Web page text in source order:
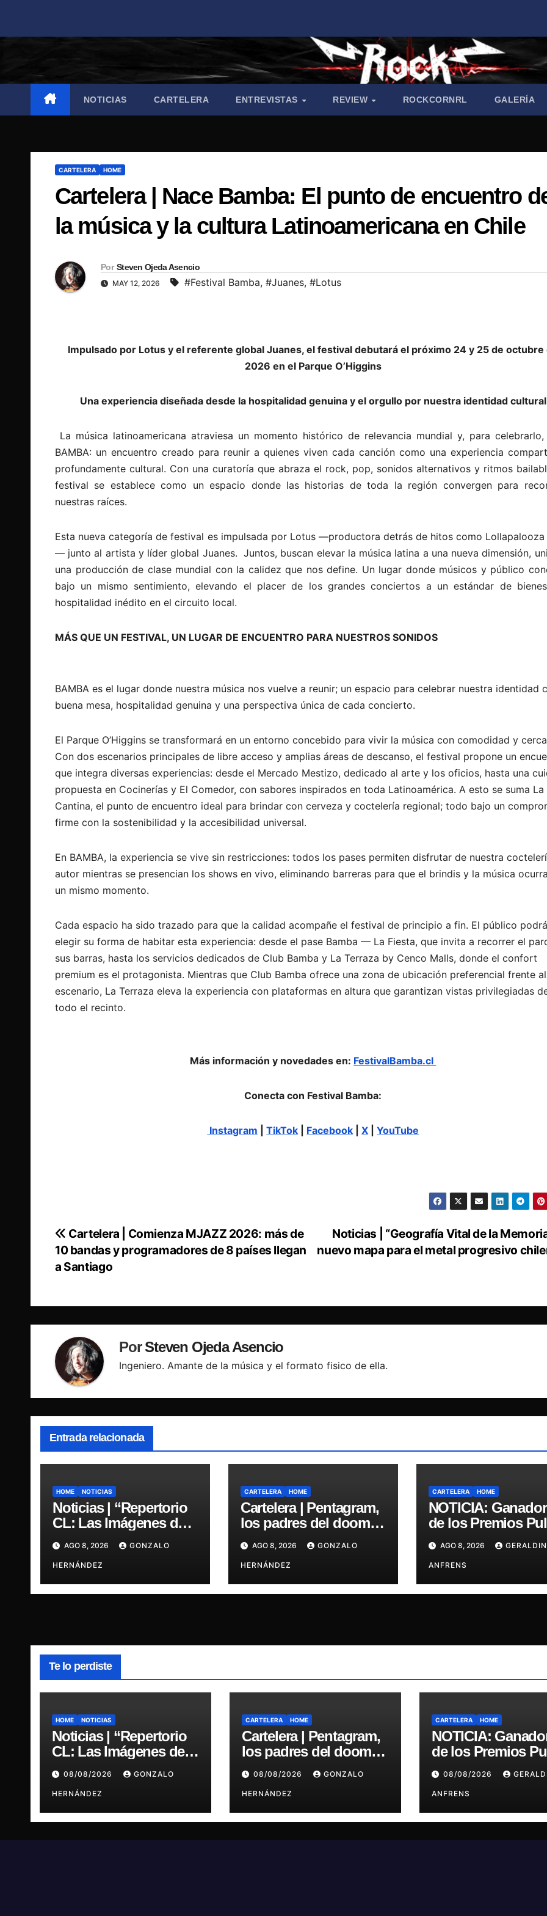
NOTICIAS CARTELERA ENTREVISTAS REVIEW ROCKCORNRL GALERÍA
CARTELERA HOME
Cartelera | Nace Bamba: El punto de encuentro
la música y la cultura Latinoamericana en Chile
Por Steven Ojeda Asencio
MAY 12, 2026 #Festival Bamba, #Juanes, #Lotus
Impulsado por Lotus y el referente global Juanes, el festival debutará el próximo 24 y 25 de octubre
2026 en el Parque O’Higgins
Una experiencia diseñada desde la hospitalidad genuina y el orgullo por nuestra identidad cultural
La música latinoamericana atraviesa un momento histórico de relevancia mundial y, para celebrarlo,
BAMBA: un encuentro creado para reunir a quienes viven cada canción como una experiencia
profundamente cultural. Con una curatoría que abraza el rock, pop, sonidos alternativos y ritmos
festival se establece como un espacio donde las historias de toda la región convergen para
nuestras raíces.
Esta nueva categoría de festival es impulsada por Lotus —productora detrás de hitos como Lollapalooza
— junto al artista y líder global Juanes.Juntos, buscan elevar la música latina a una nueva dimensión,
una producción de clase mundial con la calidez que nos define. Un lugar donde músicos y público
bajo un mismo sentimiento, elevando el placer de los grandes conciertos a un estándar de
hospitalidad inédito en el circuito local.
MÁS QUE UN FESTIVAL, UN LUGAR DE ENCUENTRO PARA NUESTROS SONIDOS
BAMBA es el lugar donde nuestra música nos vuelve a reunir; un espacio para celebrar nuestra identidad
buena mesa, hospitalidad genuina y una perspectiva única de cada concierto.
El Parque O’Higgins se transformará en un entorno concebido para vivir la música con comodidad y
Con dos escenarios principales de libre acceso y amplias áreas de descanso, el festival propone un
que integra diversas experiencias: desde el Mercado Mestizo, dedicado al arte y los oficios, hasta una
propuesta en Cocinerías y El Comedor, con sabores inspirados en toda Latinoamérica. A esto se suma La
Cantina, el punto de encuentro ideal para brindar con cerveza y coctelería regional; todo bajo un
firme con la sostenibilidad y la accesibilidad universal.
En BAMBA, la experiencia se vive sin restricciones: todos los pases permiten disfrutar de nuestra
autor mientras se presencian los shows en vivo, eliminando barreras para que el brindis y la música
un mismo momento.
Cada espacio ha sido trazado para que la calidad acompañe el festival de principio a fin. El público podrá
elegir su forma de habitar esta experiencia: desde el pase Bamba — La Fiesta, que invita a recorrer el
sus barras, hasta los servicios dedicados de Club Bamba y La Terraza by Cenco Malls, donde el confort
premium es el protagonista. Mientras que Club Bamba ofrece una zona de ubicación preferencial frente al
escenario, La Terraza eleva la experiencia con plataformas en altura que garantizan vistas privilegiadas
todo el recinto.
Más información y novedades en: FestivalBamba.cl
Conecta con Festival Bamba:
Instagram |TikTok Facebook |X |YouTube
Navegación
de
Noticias | “Geografía Vital de la
nuevo mapa para el metal progresivo
Cartelera | Comienza MJAZZ 2026: más de
10 bandas y programadores de 8 países llegan
a Santiago
PorSteven Ojeda Asencio
Ingeniero. Amante de la música y el formato fisico de ella.
Entrada relacionada
HOME NOTICIAS
Noticias | “Repertorio
CL: Las Imágenes de
la Música” presenta la
esencia del nuevo
sonido nacional
AGO 8, 2026 GONZALO
HERNÁNDEZ
CARTELERA HOME
Cartelera | Pentagram,
los padres del doom
regresan a Chile en su
última misa
AGO 8, 2026 GONZALO
HERNÁNDEZ
CARTELERA HOME
NOTICIA:
de los Premios
Engrupid Pipol
presentan show
exclusivo.
AGO 8, 2026
ANFRENS
Te lo perdiste
HOME NOTICIAS
Noticias | “Repertorio
CL: Las Imágenes de la
Música” presenta la
esencia del nuevo
sonido nacional
08/08/2026 GONZALO
HERNÁNDEZ
CARTELERA HOME
Cartelera | Pentagram,
los padres del doom
regresan a Chile en su
última misa
08/08/2026 GONZALO
HERNÁNDEZ
CARTELERA HOME
NOTICIA:
de los Premios
Engrupid Pipol
presentan show
exclusivo.
08/08/2026
ANFRENS